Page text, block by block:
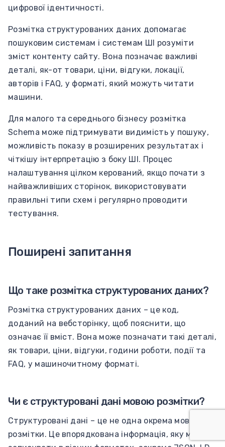
цифрової ідентичності.
Розмітка структурованих даних допомагає
пошуковим системам і системам ШІ розуміти
зміст контенту сайту. Вона позначає важливі
деталі, як-от товари, ціни, відгуки, локації,
авторів і FAQ, у форматі, який можуть читати
машини.
Для малого та середнього бізнесу розмітка
Schema може підтримувати видимість у пошуку,
можливість показу в розширених результатах і
чіткішу інтерпретацію з боку ШІ. Процес
налаштування цілком керований, якщо почати з
найважливіших сторінок, використовувати
правильні типи схем і регулярно проводити
тестування.
Поширені запитання
Що таке розмітка структурованих даних?
Розмітка структурованих даних – це код,
доданий на вебсторінку, щоб пояснити, що
означає її вміст. Вона може позначати такі деталі,
як товари, ціни, відгуки, години роботи, події та
FAQ, у машиночитному форматі.
Чи є структуровані дані мовою розмітки?
Структуровані дані – це не одна окрема мова
розмітки. Це впорядкована інформація, яку можна